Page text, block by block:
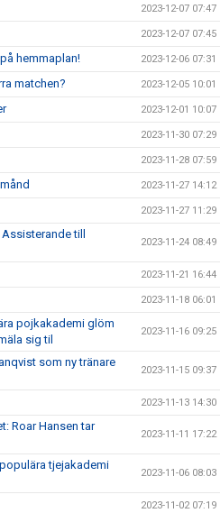
2023-12-07 07:47
2023-12-07 07:45
hemmaplan! 2023-12-06 07:31
matchen? 2023-12-05 10:01
2023-12-01 10:07
2023-11-30 07:29
2023-11-28 07:59
2023-11-27 14:12
2023-11-27 11:29
till
2023-11-24 08:49
2023-11-21 16:44
2023-11-18 06:01
pojkakademi glöm
sig til
2023-11-16 09:25
som ny tränare
2023-11-15 09:37
2023-11-13 14:30
Roar Hansen tar
2023-11-11 17:22
tjejakademi
2023-11-06 08:03
2023-11-02 07:19